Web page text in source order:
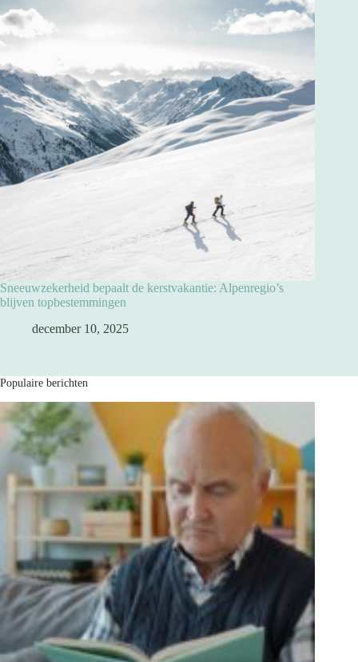
Sneeuwzekerheid bepaalt de kerstvakantie: Alpenregio’s
blijven topbestemmingen
december 10, 2025
Populaire berichten